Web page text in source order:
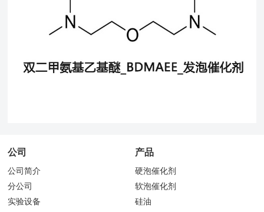
公司
公司简介
分公司
实验设备
产品
硬泡催化剂
软泡催化剂
硅油